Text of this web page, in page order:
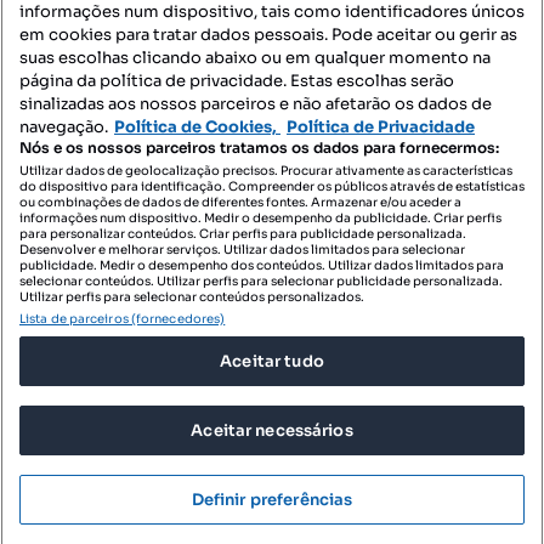
Mapa do Site
Contacte-nos
SIGA-NOS:
DESCARREGAR NA:
© 2026 Imovirtual.com, OLX Portugal, S.A.
TERMOS DE UTILIZAÇÃO
POLÍTICA DE PRIVACIDADE
CONFIGURAÇÕES DE PRIVACIDADE
informações num dispositivo, tais como identificadores únicos
em cookies para tratar dados pessoais. Pode aceitar ou gerir as
suas escolhas clicando abaixo ou em qualquer momento na
página da política de privacidade. Estas escolhas serão
sinalizadas aos nossos parceiros e não afetarão os dados de
navegação. Política de Cookies, Política de Privacidade
Nós e os nossos parceiros tratamos os dados para fornecermos:
Utilizar dados de geolocalização precisos. Procurar ativamente as características
do dispositivo para identificação. Compreender os públicos através de estatísticas
ou combinações de dados de diferentes fontes. Armazenar e/ou aceder a
informações num dispositivo. Medir o desempenho da publicidade. Criar perfis
para personalizar conteúdos. Criar perfis para publicidade personalizada.
Desenvolver e melhorar serviços. Utilizar dados limitados para selecionar
publicidade. Medir o desempenho dos conteúdos. Utilizar dados limitados para
selecionar conteúdos. Utilizar perfis para selecionar publicidade personalizada.
Utilizar perfis para selecionar conteúdos personalizados.
Lista de parceiros (fornecedores)
Aceitar tudo
Aceitar necessários
Definir preferências